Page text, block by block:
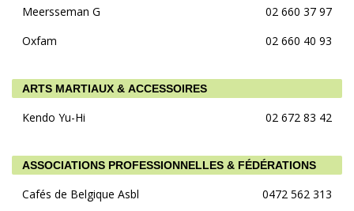
Meersseman G
02 660 37 97
Oxfam
02 660 40 93
ARTS MARTIAUX & ACCESSOIRES
Kendo Yu-Hi 02 672 83 42
ASSOCIATIONS PROFESSIONNELLES & FÉDÉRATIONS
Cafés de Belgique Asbl
0472 562 313